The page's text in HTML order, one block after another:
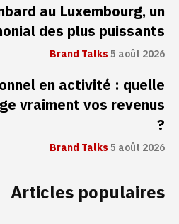
au Luxembourg, un
des plus puissants
Brand Talks5 août 2026
en activité : quelle
vraiment vos revenus
?
Brand Talks5 août 2026
Articles populaires